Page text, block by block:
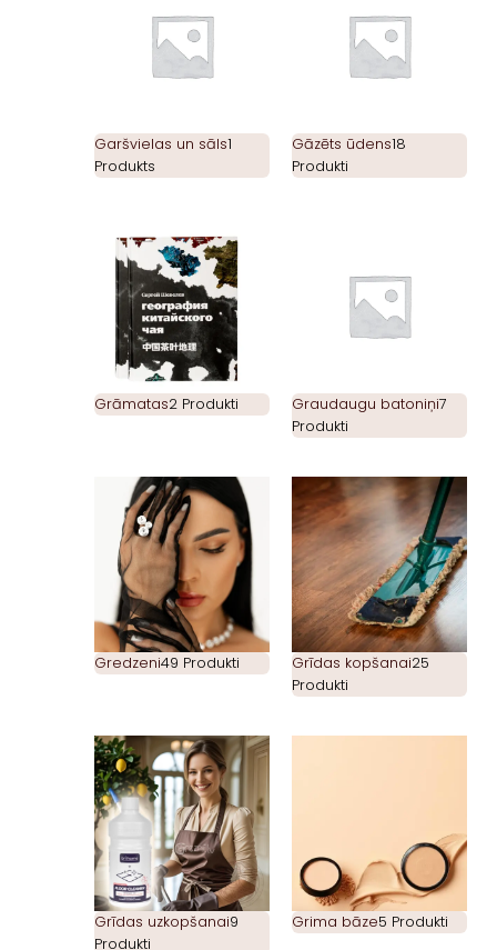
Garšvielas un sāls1
Produkts
Gāzēts ūdens18
Produkti
Grāmatas2 Produkti Graudaugu batoniņi7
Produkti
Gredzeni49 Produkti Grīdas kopšanai25
Produkti
Grīdas uzkopšanai9
Produkti
Grima bāze5 Produkti